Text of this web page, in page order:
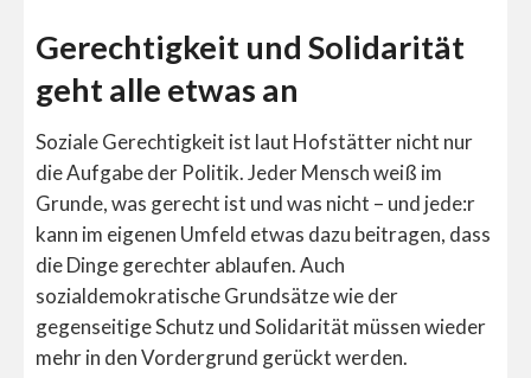
Gerechtigkeit und Solidarität
geht alle etwas an
Soziale Gerechtigkeit ist laut Hofstätter nicht nur
die Aufgabe der Politik. Jeder Mensch weiß im
Grunde, was gerecht ist und was nicht – und jede:r
kann im eigenen Umfeld etwas dazu beitragen, dass
die Dinge gerechter ablaufen. Auch
sozialdemokratische Grundsätze wie der
gegenseitige Schutz und Solidarität müssen wieder
mehr in den Vordergrund gerückt werden.